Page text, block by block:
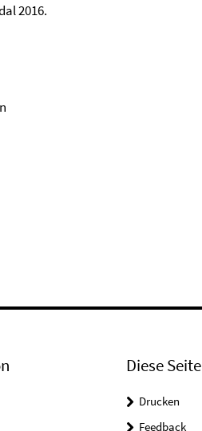
2016.
Diese Seite
Drucken
Feedback